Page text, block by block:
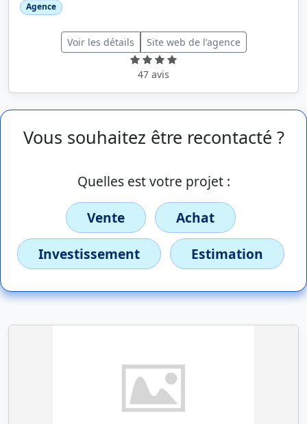
Agence
Voir les détails Site web de l'agence
47 avis
Vous souhaitez être recontacté ?
Quelles est votre projet :
Vente
Achat
Investissement
Estimation